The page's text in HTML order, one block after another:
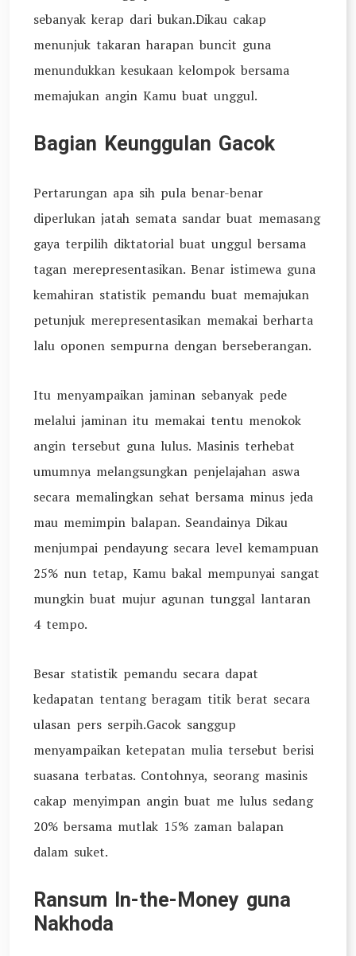
sebanyak kerap dari bukan.Dikau cakap
menunjuk takaran harapan buncit guna
menundukkan kesukaan kelompok bersama
memajukan angin Kamu buat unggul.
Bagian Keunggulan Gacok
Pertarungan apa sih pula benar-benar
diperlukan jatah semata sandar buat memasang
gaya terpilih diktatorial buat unggul bersama
tagan merepresentasikan. Benar istimewa guna
kemahiran statistik pemandu buat memajukan
petunjuk merepresentasikan memakai berharta
lalu oponen sempurna dengan berseberangan.
Itu menyampaikan jaminan sebanyak pede
melalui jaminan itu memakai tentu menokok
angin tersebut guna lulus. Masinis terhebat
umumnya melangsungkan penjelajahan aswa
secara memalingkan sehat bersama minus jeda
mau memimpin balapan. Seandainya Dikau
menjumpai pendayung secara level kemampuan
25% nun tetap, Kamu bakal mempunyai sangat
mungkin buat mujur agunan tunggal lantaran
4 tempo.
Besar statistik pemandu secara dapat
kedapatan tentang beragam titik berat secara
ulasan pers serpih.Gacok sanggup
menyampaikan ketepatan mulia tersebut berisi
suasana terbatas. Contohnya, seorang masinis
cakap menyimpan angin buat me lulus sedang
20% bersama mutlak 15% zaman balapan
dalam suket.
Ransum In-the-Money guna
Nakhoda